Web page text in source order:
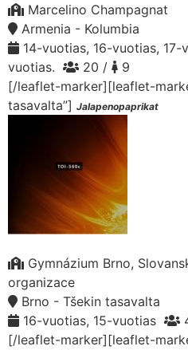
Marcelino Champagnat
Armenia - Kolumbia
14-vuotias, 16-vuotias,
vuotias.
20 /
9
[/leaflet-marker][leaflet-
tasavalta”] Jalapenopaprikat
Gymnázium Brno,
organizace
Brno - Tšekin tasavalta
16-vuotias, 15-vuotias
[/leaflet-marker][leaflet-